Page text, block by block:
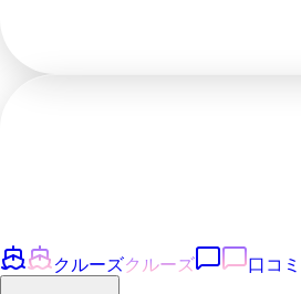
クルーズクルーズ 口コミ